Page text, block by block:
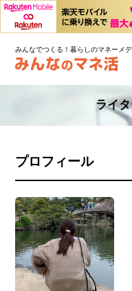
みんなでつくる！暮らしのマネーメ
ライ
プロフィール